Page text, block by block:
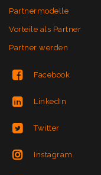
Partnermodelle
Vorteile als Partner
Partner werden
Facebook
LinkedIn
Twitter
Instagram